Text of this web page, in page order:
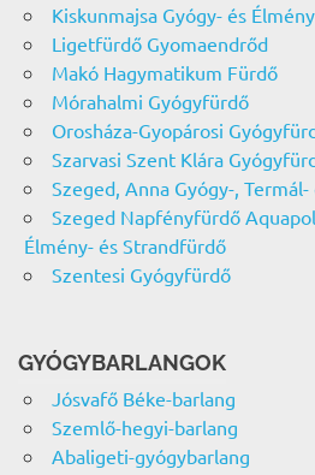
Kiskunmajsa Gyógy- és
Ligetfürdő Gyomaendrőd
Makó Hagymatikum Fürdő
Mórahalmi Gyógyfürdő
Orosháza-Gyopárosi
Szarvasi Szent Klára
Szeged, Anna Gyógy-,
Szeged Napfényfürdő
Élmény- és Strandfürdő
Szentesi Gyógyfürdő
GYÓGYBARLANGOK
Jósvafő Béke-barlang
Szemlő-hegyi-barlang
Abaligeti-gyógybarlang